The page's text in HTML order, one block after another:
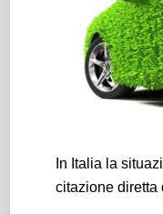
In Italia la
citazione diretta